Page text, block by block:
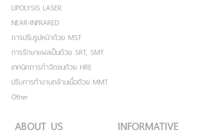
LIPOLYSIS LASER
NEAR-INFRARED
การปรับรูปหน้าด้วย MST
การรักษาแผลเป็นด้วย SRT, SMT
เทคนิคการกำจัดขนด้วย HRE
ปรับการทำงานกล้ามเนื้อด้วย MMT
Other
ABOUT US INFORMATIVE